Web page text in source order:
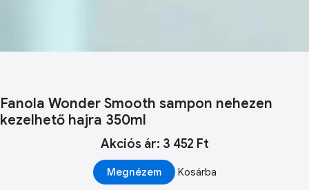
Fanola Wonder Smooth sampon nehezen
kezelhető hajra 350ml
Akciós ár: 3 452 Ft
Megnézem Kosárba